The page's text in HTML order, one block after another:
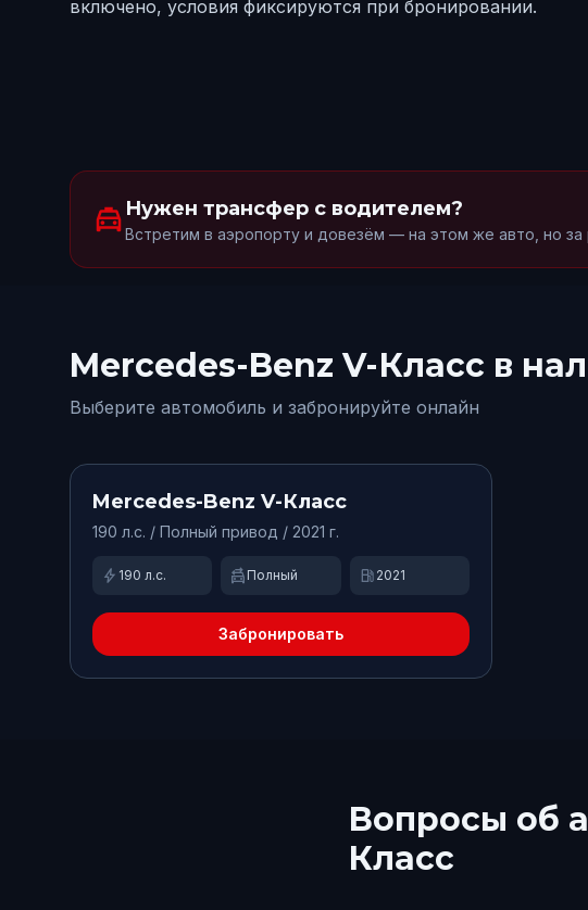
включено, условия фиксируются при бронировании.
local_taxi Нужен трансфер с водителем?
Встретим в аэропорту и довезём — на этом же авто, но за
Mercedes-Benz V-Класс в
Выберите автомобиль и забронируйте онлайн
Доступно
Mercedes-Benz V-Класс
190 л.с. / Полный привод / 2021 г.
bolt 190 л.с. swap_driving_apps Полный local_gas_station 2021
Забронировать
Вопросы об
Класс